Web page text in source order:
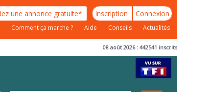
une annonce gratuite* Inscription Connexion
Comment ça marche ? Aide Conseils Actualités
08 août 2026 : 442541 inscrits